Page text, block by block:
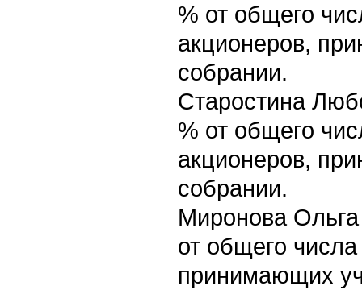
% от общего
акционеров,
собрании.
Старостина
% от общего
акционеров,
собрании.
Миронова
от общего
принимающих